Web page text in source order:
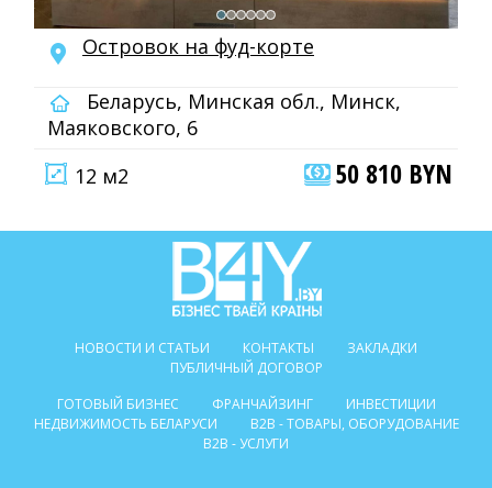
Островок на фуд-корте
Беларусь, Минская обл., Минск,
Маяковского, 6
12 м2
50 810 BYN
НОВОСТИ И СТАТЬИ КОНТАКТЫ
ЗАКЛАДКИ
ПУБЛИЧНЫЙ ДОГОВОР
ГОТОВЫЙ БИЗНЕС
ФРАНЧАЙЗИНГ
ИНВЕСТИЦИИ
НЕДВИЖИМОСТЬ БЕЛАРУСИ
B2B - ТОВАРЫ, ОБОРУДОВАНИЕ
B2B - УСЛУГИ